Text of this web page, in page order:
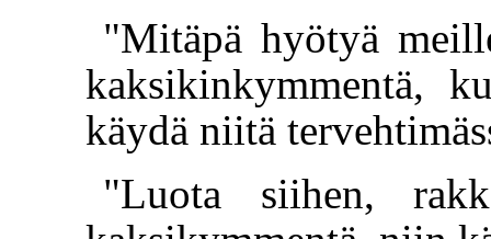
"Mitäpä hyötyä
kaksikinkymmentä,
käydä niitä
"Luota siihen,